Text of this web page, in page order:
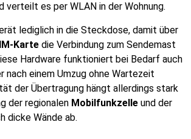
verteilt es per WLAN in der Wohnung.
lediglich in die Steckdose, damit über
Karte die Verbindung zum Sendemast
Hardware funktioniert bei Bedarf auch
nach einem Umzug ohne Wartezeit
der Übertragung hängt allerdings stark
der regionalen Mobilfunkzelle und der
dicke Wände ab.